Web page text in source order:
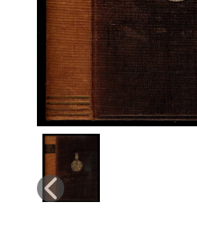
Håndarbejde
Håndværk
Historie
Hobby
Husdyr